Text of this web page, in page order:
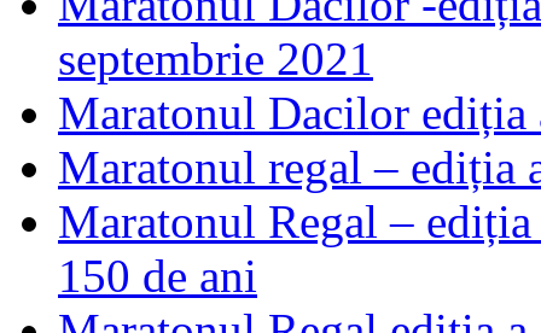
septembrie 2021
Maratonul Dacilor ediția
Maratonul regal – ediția
Maratonul Regal –
150 de ani